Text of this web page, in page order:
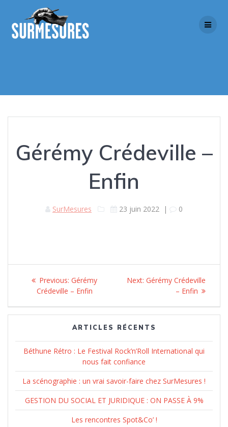
Gérémy Crédeville –
Enfin
SurMesures 23 juin 2022 | 0
Navigation
l’article
Previous: Previous
post:
Gérémy
Crédeville – Enfin
Next: Next
Gérémy Crédeville
– Enfin
ARTICLES RÉCENTS
Béthune Rétro : Le Festival Rock’n’Roll International qui
nous fait confiance
La scénographie : un vrai savoir-faire chez SurMesures !
GESTION DU SOCIAL ET JURIDIQUE : ON PASSE À 9%
Les rencontres Spot&Co’ !